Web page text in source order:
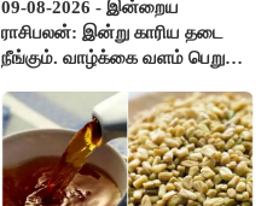
09-08-2026 - இன்றைய
ராசிபலன்: இன்று காரிய தடை
நீங்கும். வாழ்க்கை வளம் பெறும்.
எடைபோடுவது நல்லது..!